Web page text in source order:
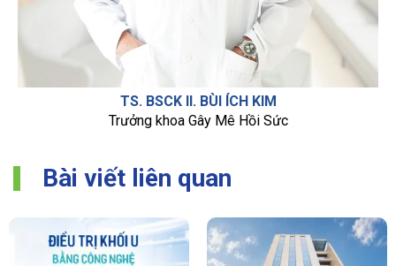
TS. BSCK II. BÙI ÍCH KIM
Trưởng khoa Gây Mê Hồi Sức
Bài viết liên quan